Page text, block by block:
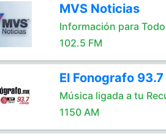
MVS Noticias
Información para
102.5 FM
El Fonografo 93.7
Música ligada a tu
1150 AM